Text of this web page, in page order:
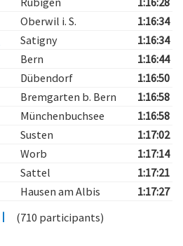
Oberwil i. S.
1:16:34
Satigny
1:16:34
Bern
1:16:44
Dübendorf
1:16:50
Bremgarten b. Bern
1:16:58
Münchenbuchsee
1:16:58
Susten
1:17:02
Worb
1:17:14
Sattel
1:17:21
Hausen am Albis
1:17:27
(710 participants)